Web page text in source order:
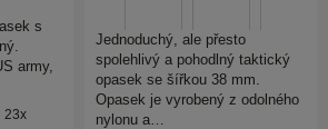
s
army,
23x
Jednoduchý, ale přesto
spolehlivý a pohodlný taktický
opasek se šířkou 38 mm.
Opasek je vyrobený z odolného
nylonu a…